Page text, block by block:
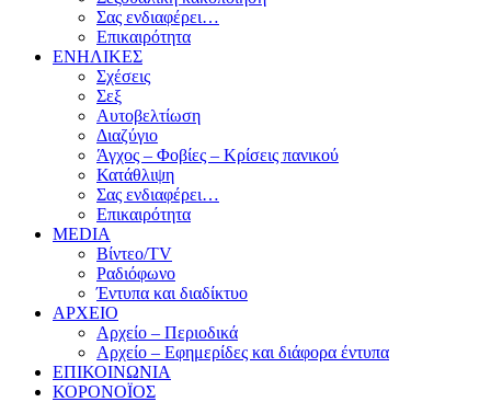
Σας ενδιαφέρει…
Επικαιρότητα
ΕΝΗΛΙΚΕΣ
Σχέσεις
Σεξ
Αυτοβελτίωση
Διαζύγιο
Άγχος – Φοβίες – Κρίσεις πανικού
Κατάθλιψη
Σας ενδιαφέρει…
Επικαιρότητα
MEDIA
Βίντεο/TV
Ραδιόφωνο
Έντυπα και διαδίκτυο
ΑΡΧΕΙΟ
Αρχείο – Περιοδικά
Αρχείο – Εφημερίδες και διάφορα έντυπα
ΕΠΙΚΟΙΝΩΝΙΑ
ΚΟΡΟΝΟΪΟΣ